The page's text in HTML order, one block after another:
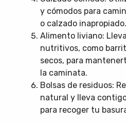
y cómodos para
o calzado inapropiado.
Alimento liviano:
nutritivos, como
secos, para
la caminata.
Bolsas de residuos:
natural y lleva
para recoger tu